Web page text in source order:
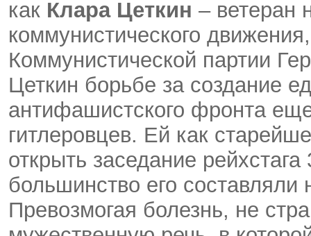
как Клара Цеткин – ветеран
коммунистического
Коммунистической партии
Цеткин борьбе за создание
антифашистского фронта
гитлеровцев. Ей как
открыть заседание рейхстага
большинство его составляли
Превозмогая болезнь, не